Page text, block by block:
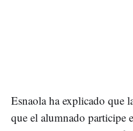
Esnaola ha explicado que
que el alumnado participe